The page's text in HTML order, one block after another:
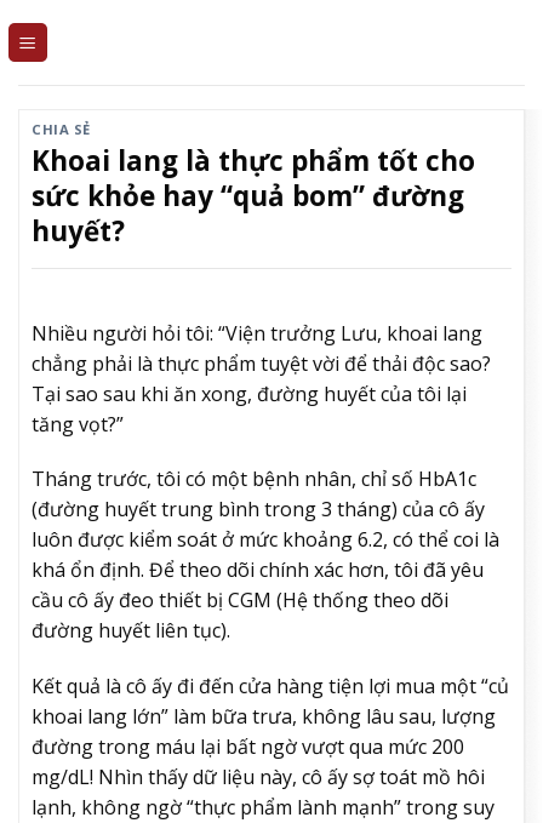
CHIA SẺ
Khoai lang là thực phẩm tốt cho
sức khỏe hay “quả bom” đường
huyết?
Nhiều người hỏi tôi: “Viện trưởng Lưu, khoai lang
chẳng phải là thực phẩm tuyệt vời để thải độc sao?
Tại sao sau khi ăn xong, đường huyết của tôi lại
tăng vọt?”
Tháng trước, tôi có một bệnh nhân, chỉ số HbA1c
(đường huyết trung bình trong 3 tháng) của cô ấy
luôn được kiểm soát ở mức khoảng 6.2, có thể coi là
khá ổn định. Để theo dõi chính xác hơn, tôi đã yêu
cầu cô ấy đeo thiết bị CGM (Hệ thống theo dõi
đường huyết liên tục).
Kết quả là cô ấy đi đến cửa hàng tiện lợi mua một “củ
khoai lang lớn” làm bữa trưa, không lâu sau, lượng
đường trong máu lại bất ngờ vượt qua mức 200
mg/dL! Nhìn thấy dữ liệu này, cô ấy sợ toát mồ hôi
lạnh, không ngờ “thực phẩm lành mạnh” trong suy